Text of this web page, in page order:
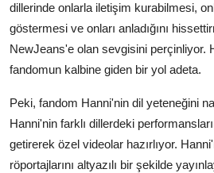
dillerinde onlarla iletişim kurabilmesi,
göstermesi ve onları anladığını
NewJeans'e olan sevgisini perçinliyor.
fandomun kalbine giden bir yol adeta.
Peki, fandom Hanni'nin dil yeteneğini
Hanni'nin farklı dillerdeki
getirerek özel videolar hazırlıyor.
röportajlarını altyazılı bir şekilde